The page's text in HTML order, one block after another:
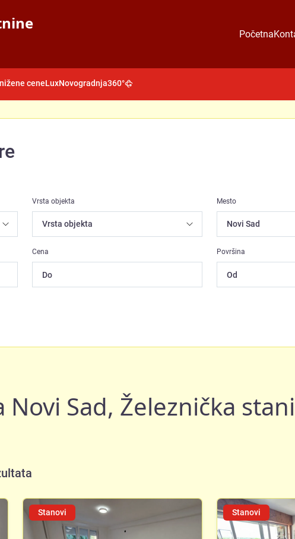
Početna
ceneLuxNovogradnja360°
Vrsta objekta Mesto
Cena Površina
Sad, Železnička
Stanovi Stanovi